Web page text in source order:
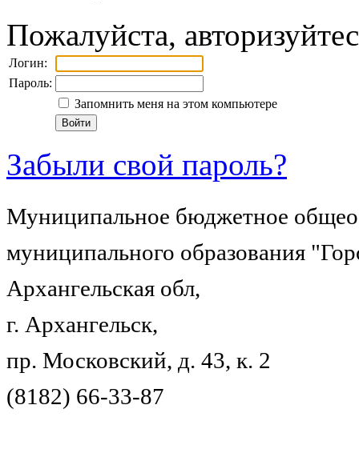
Пожалуйста,
Логин:
Пароль:
Запомнить меня на этом компьютере
Забыли свой пароль?
Муниципальное бюджетное
муниципального образования
Архангельская обл,
г. Архангельск,
пр. Московский, д. 43, к. 2
(8182) 66-33-87